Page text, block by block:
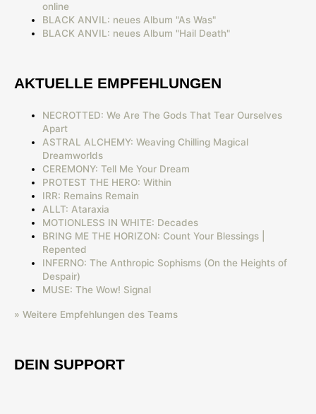
online
BLACK ANVIL: neues Album "As Was"
BLACK ANVIL: neues Album "Hail Death"
AKTUELLE EMPFEHLUNGEN
NECROTTED: We Are The Gods That Tear Ourselves
Apart
ASTRAL ALCHEMY: Weaving Chilling Magical
Dreamworlds
CEREMONY: Tell Me Your Dream
PROTEST THE HERO: Within
IRR: Remains Remain
ALLT: Ataraxia
MOTIONLESS IN WHITE: Decades
BRING ME THE HORIZON: Count Your Blessings |
Repented
INFERNO: The Anthropic Sophisms (On the Heights of
Despair)
MUSE: The Wow! Signal
» Weitere Empfehlungen des Teams
DEIN SUPPORT